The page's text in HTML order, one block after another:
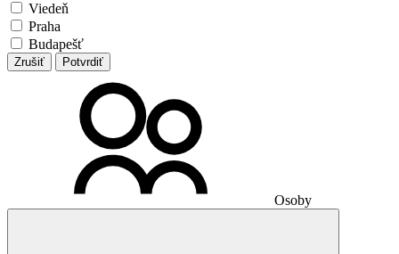
Viedeň
Praha
Budapešť
Zrušiť Potvrdiť
Osoby